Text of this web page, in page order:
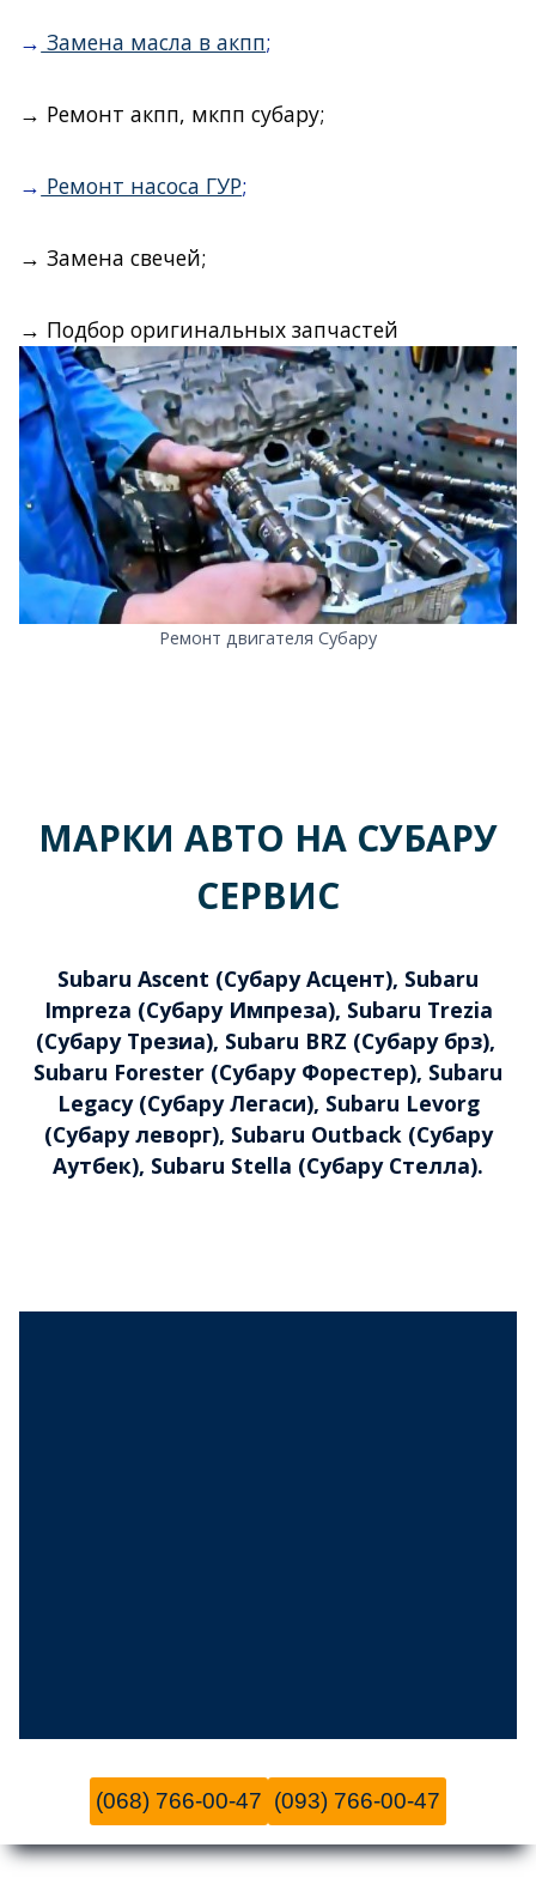
→ Замена масла в акпп;
→ Ремонт акпп, мкпп субару;
→ Ремонт насоса ГУР;
→ Замена свечей;
→ Подбор оригинальных запчастей
Ремонт двигателя Субару
МАРКИ АВТО НА СУБАРУ
СЕРВИС
Subaru Ascent (Субару Асцент), Subaru
Impreza (Субару Импреза), Subaru Trezia
(Субару Трезиа), Subaru BRZ (Субару брз),
Subaru Forester (Субару Форестер), Subaru
Legacy (Субару Легаси), Subaru Levorg
(Субару леворг), Subaru Outback (Субару
Аутбек), Subaru Stella (Субару Стелла).
(068) 766-00-47 (093) 766-00-47